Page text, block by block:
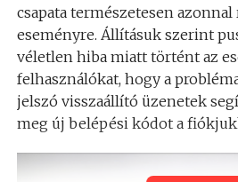
csapata természetesen azonnal
eseményre. Állításuk szerint
véletlen hiba miatt történt az
felhasználókat, hogy a
jelszó visszaállító üzenetek
meg új belépési kódot a